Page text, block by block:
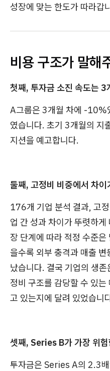
성장에 맞는 한도가 따라갑
비용 구조가 말해
첫째, 투자금 소진 속도는 3
A그룹은 3개월 차에 -10%
였습니다. 초기 3개월의 지
지션을 예고합니다.
둘째, 고정비 비중에서 차이
176개 기업 분석 결과, 고
업 간 성과 차이가 뚜렷하
장 단계에 따라 적정 수준
을수록 외부 충격과 매출
났습니다. 결국 기업의 생
정비 구조를 감당할 수 있
고 있는지에 달려 있었습니
셋째, Series B가 가장 위
투자금은 Series A의 2.3